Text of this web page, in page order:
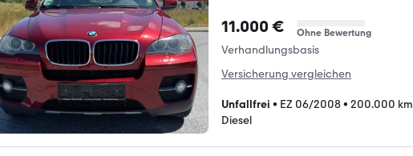
11.000 € Ohne Bewertung
Verhandlungsbasis
Versicherung vergleichen
Unfallfrei • EZ 06/2008• 200.000 km
Diesel